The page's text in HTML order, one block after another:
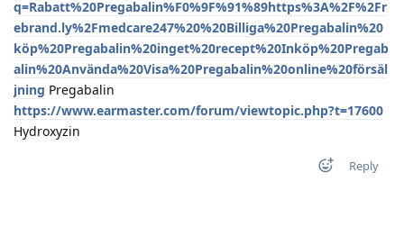
q=Rabatt%20Pregabalin%F0%9F%91%89https%3A%2F%2Fr
ebrand.ly%2Fmedcare247%20%20Billiga%20Pregabalin%20
köp%20Pregabalin%20inget%20recept%20Inköp%20Pregab
alin%20Använda%20Visa%20Pregabalin%20online%20försäl
jning Pregabalin
https://www.earmaster.com/forum/viewtopic.php?t=17600
Hydroxyzin
Reply